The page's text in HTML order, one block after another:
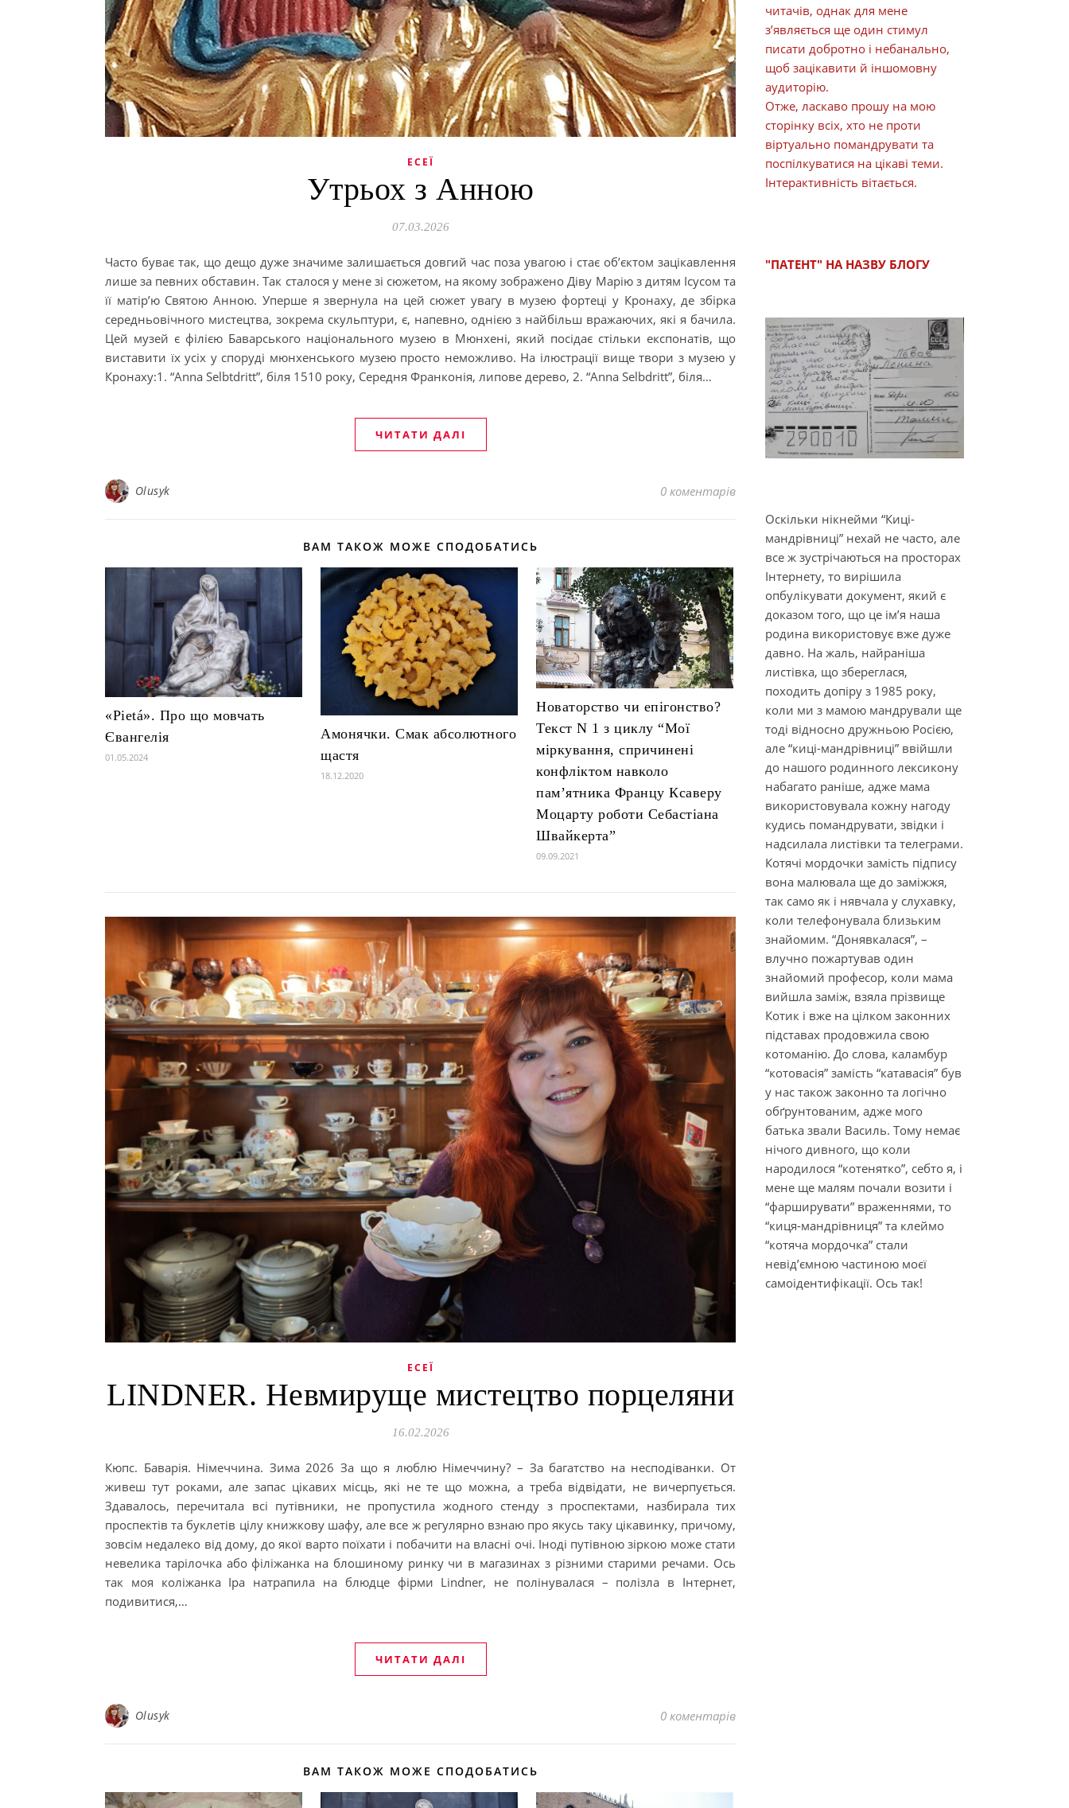
ЕСЕЇ
Утрьох з Анною
07.03.2026
Часто буває так, що дещо дуже значиме залишається довгий час поза увагою і стає об’єктом зацікавлення
лише за певних обставин. Так сталося у мене зі сюжетом, на якому зображено Діву Марію з дитям Ісусом та
її матір’ю Святою Анною. Уперше я звернула на цей сюжет увагу в музею фортеці у Кронаху, де збірка
середньовічного мистецтва, зокрема скульптури, є, напевно, однією з найбільш вражаючих, які я бачила.
Цей музей є філією Баварського національного музею в Мюнхені, який посідає стільки експонатів, що
виставити їх усіх у споруді мюнхенського музею просто неможливо. На ілюстрації вище твори з музею у
Кронаху:1. “Anna Selbtdritt”, біля 1510 року, Середня Франконія, липове дерево, 2. “Anna Selbdritt”, біля…
ЧИТАТИ ДАЛІ
Olusyk 0 коментарів
ВАМ ТАКОЖ МОЖЕ СПОДОБАТИСЬ
«Pietá». Про що мовчать
Євангелія
01.05.2024
Амонячки. Смак абсолютного
щастя
18.12.2020
Новаторство чи епігонство?
Текст N 1 з циклу “Мої
міркування, спричинені
конфліктом навколо
пам’ятника Францу Ксаверу
Моцарту роботи Себастіана
Швайкерта”
09.09.2021
ЕСЕЇ
LINDNER. Невмируще мистецтво порцеляни
16.02.2026
Кюпс. Баварія. Німеччина. Зима 2026 За що я люблю Німеччину? – За багатство на несподіванки. От
живеш тут роками, але запас цікавих місць, які не те що можна, а треба відвідати, не вичерпується.
Здавалось, перечитала всі путівники, не пропустила жодного стенду з проспектами, назбирала тих
проспектів та буклетів цілу книжкову шафу, але все ж регулярно взнаю про якусь таку цікавинку, причому,
зовсім недалеко від дому, до якої варто поїхати і побачити на власні очі. Іноді путівною зіркою може стати
невелика тарілочка або філіжанка на блошиному ринку чи в магазинах з різними старими речами. Ось
так моя коліжанка Іра натрапила на блюдце фірми Lindner, не полінувалася – полізла в Інтернет,
подивитися,…
ЧИТАТИ ДАЛІ
Olusyk 0 коментарів
ВАМ ТАКОЖ МОЖЕ СПОДОБАТИСЬ
читачів, однак для мене
з’являється ще один стимул
писати добротно і небанально,
щоб зацікавити й іншомовну
аудиторію.
Отже, ласкаво прошу на мою
сторінку всіх, хто не проти
віртуально помандрувати та
поспілкуватися на цікаві теми.
Інтерактивність вітається.
"ПАТЕНТ" НА НАЗВУ БЛОГУ
Оскільки нікнейми “Киці-
мандрівниці” нехай не часто, але
все ж зустрічаються на просторах
Інтернету, то вирішила
опбулікувати документ, який є
доказом того, що це ім’я наша
родина використовує вже дуже
давно. На жаль, найраніша
листівка, що збереглася,
походить допіру з 1985 року,
коли ми з мамою мандрували ще
тоді відносно дружньою Росією,
але “киці-мандрівниці” ввійшли
до нашого родинного лексикону
набагато раніше, адже мама
використовувала кожну нагоду
кудись помандрувати, звідки і
надсилала листівки та телеграми.
Котячі мордочки замість підпису
вона малювала ще до заміжжя,
так само як і нявчала у слухавку,
коли телефонувала близьким
знайомим. “Донявкалася”, –
влучно пожартував один
знайомий професор, коли мама
вийшла заміж, взяла прізвище
Котик і вже на цілком законних
підставах продовжила свою
котоманію. До слова, каламбур
“котовасія” замість “катавасія” був
у нас також законно та логічно
обґрунтованим, адже мого
батька звали Василь. Тому немає
нічого дивного, що коли
народилося “котенятко”, себто я, і
мене ще малям почали возити і
“фарширувати” враженнями, то
“киця-мандрівниця” та клеймо
“котяча мордочка” стали
невід’ємною частиною моєї
самоідентифікації. Ось так!